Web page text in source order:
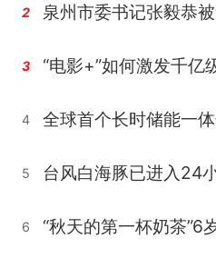
2 泉州市委书记张毅恭
3
4
5 台风白海豚已进入24
6 “秋天的第一杯奶茶”6